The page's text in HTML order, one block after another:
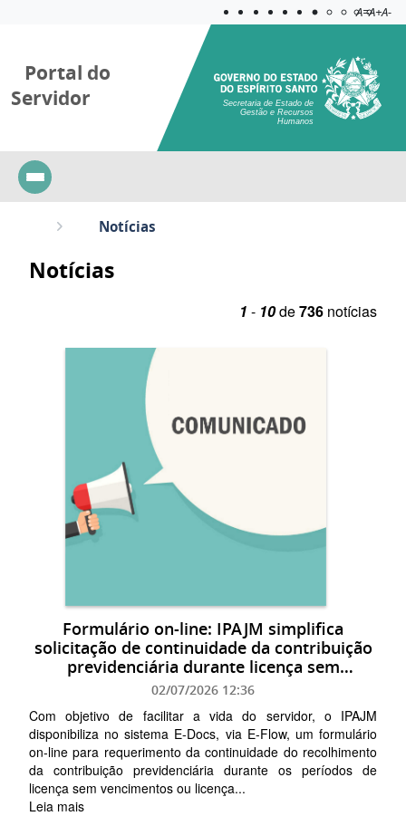
Aplicar
A=A+A-
Portal do
Servidor
Secretaria de Estado de
Gestão e Recursos
Humanos
Notícias
Notícias
1 - 10de736 notícias
Formulário on-line: IPAJM simplifica
solicitação de continuidade da contribuição
previdenciária durante licença sem
vencimento
02/07/2026 12:36
Com objetivo de facilitar a vida do servidor, o IPAJM
disponibiliza no sistema E-Docs, via E-Flow, um formulário
on-line para requerimento da continuidade do recolhimento
da contribuição previdenciária durante os períodos de
licença sem vencimentos ou licença...
Leia mais